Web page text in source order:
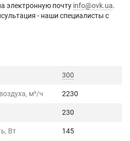
электронную почту info@ovk.ua.
- наши специалисты с
300
м³/ч 2230
230
Вт 145